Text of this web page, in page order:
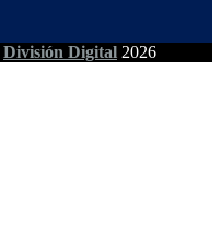
División Digital 2026